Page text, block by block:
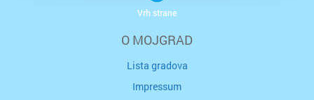
O MOJGRAD
Lista gradova
Impressum
Vrh strane